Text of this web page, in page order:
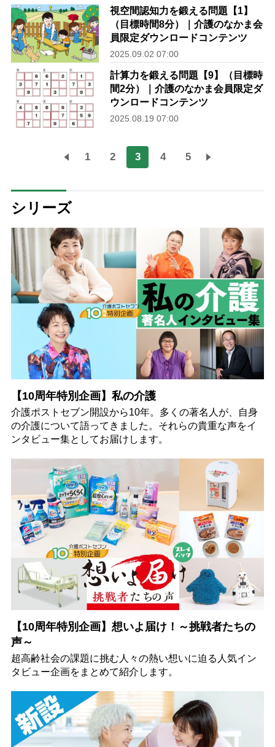
視空間認知力を鍛える問題【1】
（目標時間8分）｜介護のなかま会
員限定ダウンロードコンテンツ
2025.09.02 07:00
計算力を鍛える問題【9】（目標時
間2分）｜介護のなかま会員限定ダ
ウンロードコンテンツ
2025.08.19 07:00
1 2 3 4 5
シリーズ
【10周年特別企画】私の介護
介護ポストセブン開設から10年。多くの著名人が、自身
の介護について語ってきました。それらの貴重な声をイ
ンタビュー集としてお届けします。
【10周年特別企画】想いよ届け！～挑戦者たちの
声～
超高齢社会の課題に挑む人々の熱い想いに迫る人気イン
タビュー企画をまとめて紹介します。